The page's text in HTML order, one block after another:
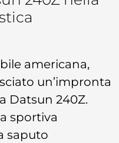
americana,
un’impronta
Datsun 240Z.
sportiva
saputo